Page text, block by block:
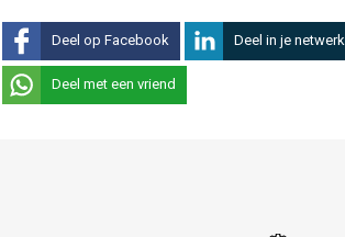
Deel op Facebook Deel in je netwerk
Deel met een vriend